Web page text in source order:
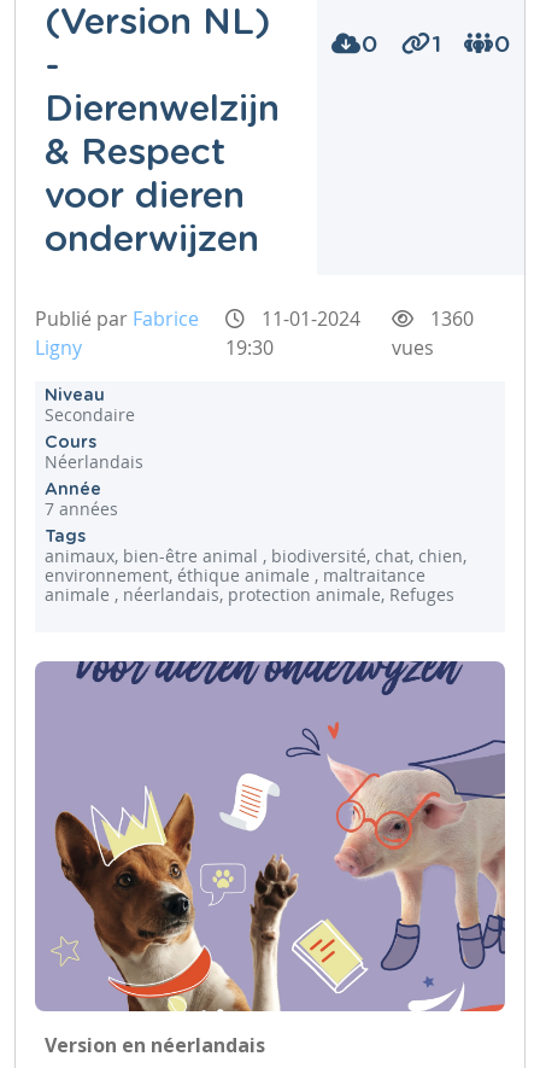
(Version NL)
-
Dierenwelzijn
& Respect
voor dieren
onderwijzen
0 1 0
Publié par Fabrice
Ligny
11-01-2024
19:30
1360
vues
Niveau
Secondaire
Cours
Néerlandais
Année
7 années
Tags
animaux, bien-être animal , biodiversité, chat, chien,
environnement, éthique animale , maltraitance
animale , néerlandais, protection animale, Refuges
Version en néerlandais